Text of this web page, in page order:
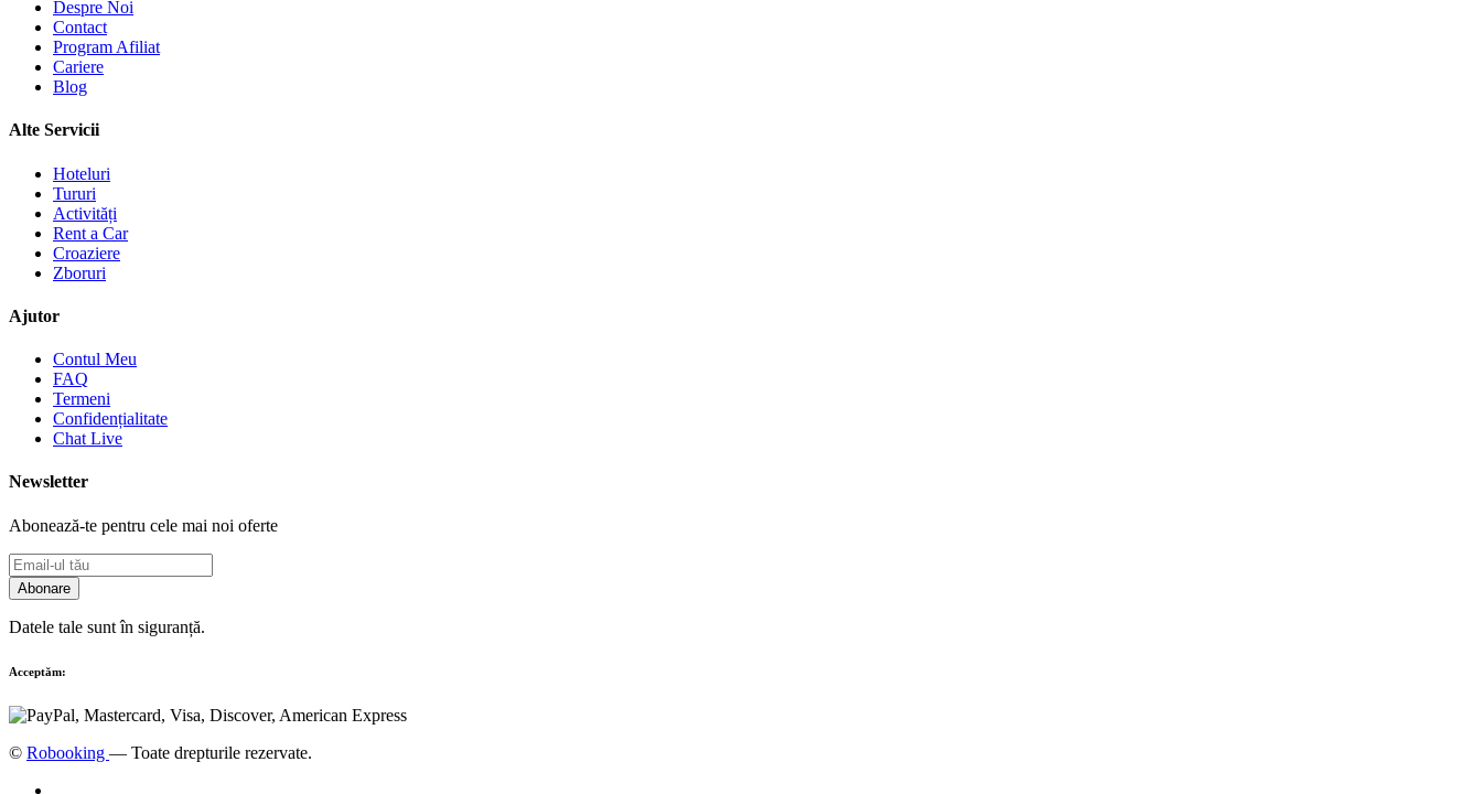
Despre Noi
Contact
Program Afiliat
Cariere
Blog
Alte Servicii
Hoteluri
Tururi
Activități
Rent a Car
Croaziere
Zboruri
Ajutor
Contul Meu
FAQ
Termeni
Confidențialitate
Chat Live
Newsletter
Abonează-te pentru cele mai noi oferte
Abonare
Datele tale sunt în siguranță.
Acceptăm:
© Robooking — Toate drepturile rezervate.